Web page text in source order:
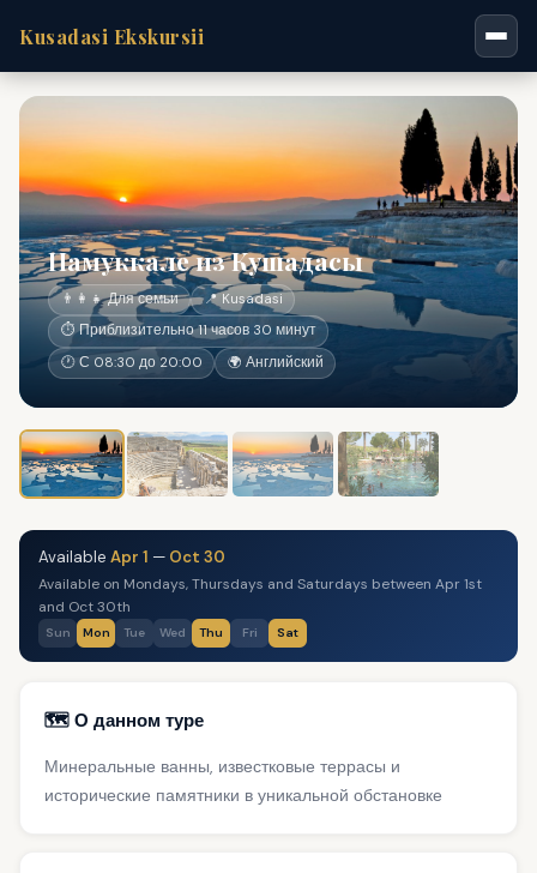
Kusadasi Ekskursii
Памуккале из Кушадасы
👨‍👩‍👧 Для семьи
📍 Kusadasi
⏱ Приблизительно 11 часов 30 минут
🕐 С 08:30 до 20:00
🌍 Английский
Available Apr 1 — Oct 30
Available on Mondays, Thursdays and Saturdays between Apr 1st
and Oct 30th
Sun Mon Tue Wed Thu Fri Sat
🗺️ О данном туре
Минеральные ванны, известковые террасы и
исторические памятники в уникальной обстановке